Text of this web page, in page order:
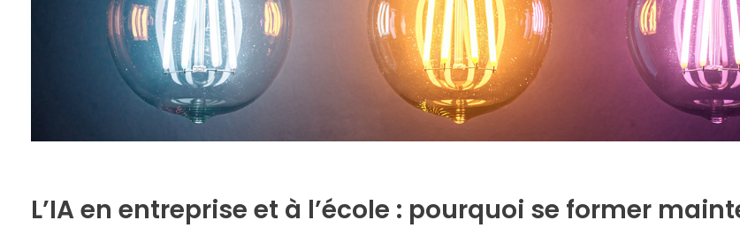
L’IA en entreprise et à l’école : pourquoi se former